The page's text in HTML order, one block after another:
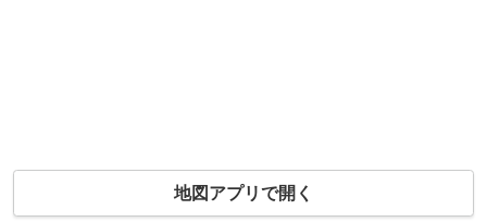
地図アプリで開く